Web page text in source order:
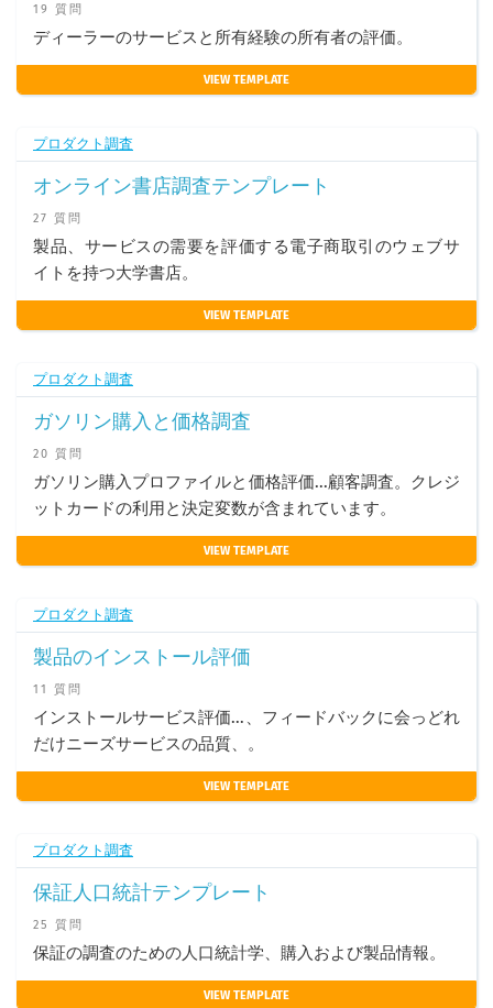
19 質問
ディーラーのサービスと所有経験の所有者の評価。
VIEW TEMPLATE
プロダクト調査
オンライン書店調査テンプレート
27 質問
製品、サービスの需要を評価する電子商取引のウェブサ
イトを持つ大学書店。
VIEW TEMPLATE
プロダクト調査
ガソリン購入と価格調査
20 質問
ガソリン購入プロファイルと価格評価...顧客調査。クレジ
ットカードの利用と決定変数が含まれています。
VIEW TEMPLATE
プロダクト調査
製品のインストール評価
11 質問
インストールサービス評価...、フィードバックに会っどれ
だけニーズサービスの品質、。
VIEW TEMPLATE
プロダクト調査
保証人口統計テンプレート
25 質問
保証の調査のための人口統計学、購入および製品情報。
VIEW TEMPLATE